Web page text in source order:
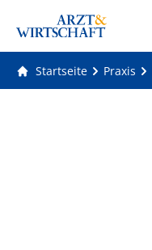
Startseite Praxis